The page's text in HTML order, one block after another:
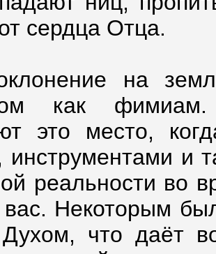
сердца Отца.
на
как
это место,
инструментами и
реальности во
Некоторым
что даёт